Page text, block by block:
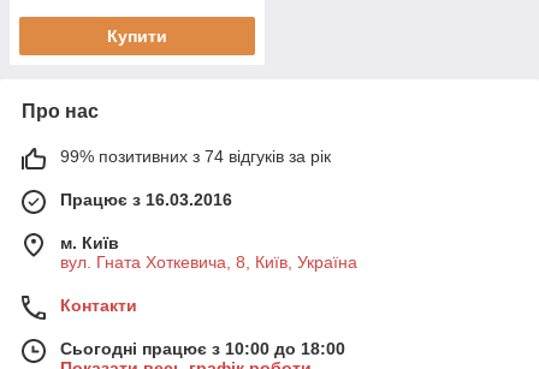
Купити
Про нас
99% позитивних з 74 відгуків за рік
Працює з 16.03.2016
м. Київ
вул. Гната Хоткевича, 8, Київ, Україна
Контакти
Сьогодні працює з 10:00 до 18:00